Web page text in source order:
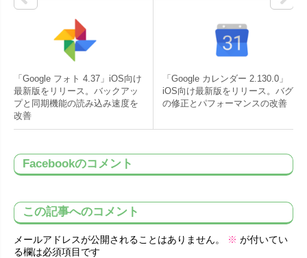
「Google フォト 4.37」iOS向け
最新版をリリース。バックアッ
プと同期機能の読み込み速度を
改善
「Google カレンダー 2.130.0」
iOS向け最新版をリリース。バグ
の修正とパフォーマンスの改善
Facebookのコメント
この記事へのコメント
メールアドレスが公開されることはありません。 ※ が付いてい
る欄は必須項目です